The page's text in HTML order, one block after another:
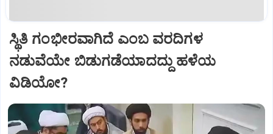
ಸ್ಥಿತಿ ಗಂಭೀರವಾಗಿದೆ ಎಂಬ ವರದಿಗಳ
ನಡುವೆಯೇ ಬಿಡುಗಡೆಯಾದದ್ದು ಹಳೆಯ
ವಿಡಿಯೋ?